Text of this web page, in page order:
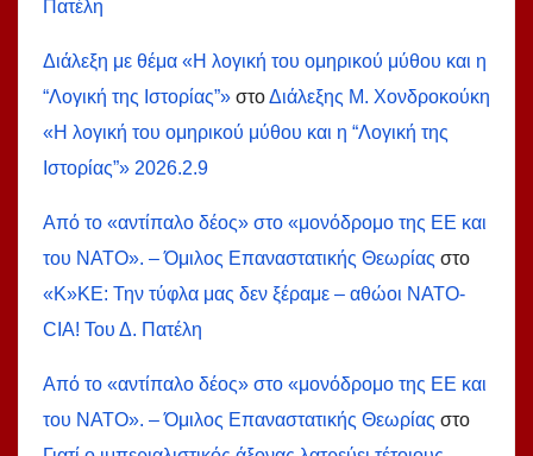
Πατέλη
Διάλεξη με θέμα «Η λογική του ομηρικού μύθου και η
“Λογική της Ιστορίας”» στοΔιάλεξης Μ. Χονδροκούκη
«Η λογική του ομηρικού μύθου και η “Λογική της
Ιστορίας”» 2026.2.9
Από το «αντίπαλο δέος» στο «μονόδρομο της ΕΕ και
του ΝΑΤΟ». – Όμιλος Επαναστατικής Θεωρίας στο
«Κ»ΚΕ: Την τύφλα μας δεν ξέραμε – αθώοι ΝΑΤΟ-
СIA! Του Δ. Πατέλη
Από το «αντίπαλο δέος» στο «μονόδρομο της ΕΕ και
του ΝΑΤΟ». – Όμιλος Επαναστατικής Θεωρίας στο